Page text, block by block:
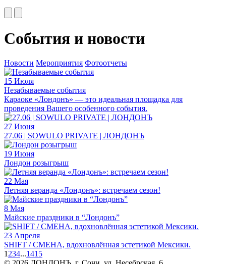
События и новости
Новости Мероприятия Фотоотчеты
15 Июля
Незабываемые события
Караоке «Лондонъ» — это идеальная площадка для
проведения Вашего особенного события.
27 Июня
27.06 | SOWULO PRIVATE | ЛОНДОНЪ
19 Июня
Лондон розыгрыш
22 Мая
Летняя веранда «Лондонъ»: встречаем сезон!
8 Мая
Майские праздники в “Лондонъ”
23 Апреля
SHIFT / СМЕНА, вдохновлённая эстетикой Мексики.
1 234...1415